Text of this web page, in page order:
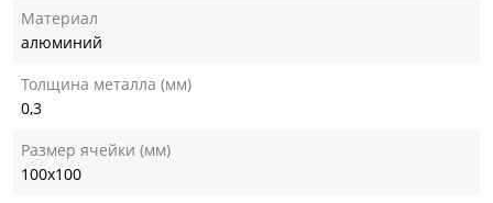
Материал
алюминий
Толщина металла (мм)
0,3
Размер ячейки (мм)
100х100